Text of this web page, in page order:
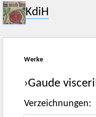
KdiH
Werke
›Gaude
Verzeichnungen: